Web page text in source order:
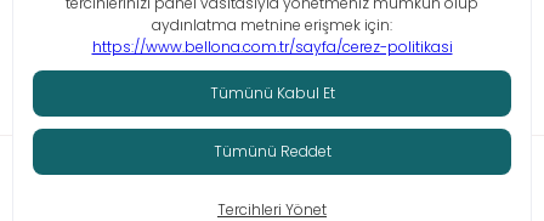
Bilgi Toplumu Hizmetleri KVKK Çerez Politikası İşlem Rehberi
© Tüm hakları saklıdır. Bellona 2026